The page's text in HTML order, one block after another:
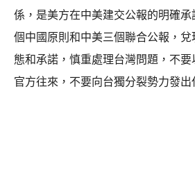
係，是美方在中美建交公報的明確
個中國原則和中美三個聯合公報，
態和承諾，慎重處理台灣問題，不
官方往來，不要向台獨分裂勢力發出